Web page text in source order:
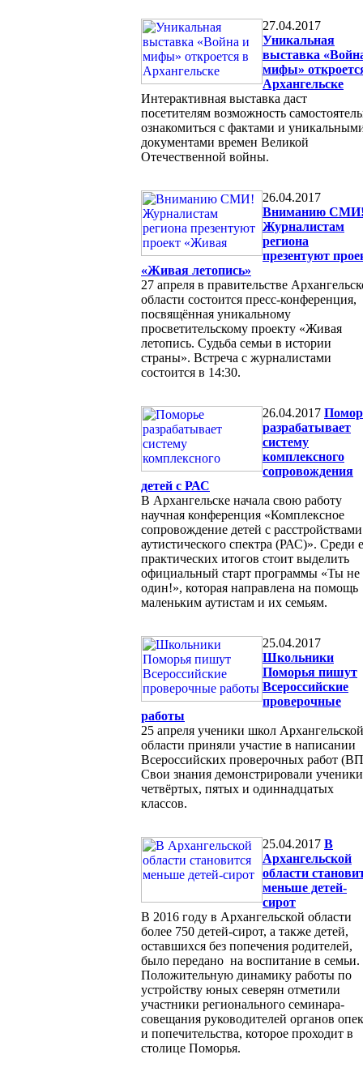
27.04.2017
Уникальная
выставка
мифы»
Архангельске
Интерактивная выставка даст
посетителям возможность
ознакомиться с фактами и
документами времен Великой
Отечественной войны.
26.04.2017
Вниманию
Журналистам
региона
презентуют
«Живая летопись»
27 апреля в правительстве
области состоится пресс-конференция,
посвящённая уникальному
просветительскому проекту «Живая
летопись. Судьба семьи в истории
страны». Встреча с журналистами
состоится в 14:30.
26.04.2017
разрабатывает
систему
комплексного
сопровождения
детей с РАС
В Архангельске начала свою работу
научная конференция «Комплексное
сопровождение детей с расстройствами
аутистического спектра (РАС)». Среди
практических итогов стоит выделить
официальный старт программы «Ты не
один!», которая направлена на помощь
маленьким аутистам и их семьям.
25.04.2017
Школьники
Поморья пишут
Всероссийские
проверочные
работы
25 апреля ученики школ Архангельской
области приняли участие в написании
Всероссийских проверочных работ
Свои знания демонстрировали ученики
четвёртых, пятых и одиннадцатых
классов.
25.04.2017 В
Архангельской
области
меньше детей-
сирот
В 2016 году в Архангельской области
более 750 детей-сирот, а также детей,
оставшихся без попечения родителей,
было передано на воспитание в семьи.
Положительную динамику работы по
устройству юных северян отметили
участники регионального семинара-
совещания руководителей органов
и попечительства, которое проходит в
столице Поморья.